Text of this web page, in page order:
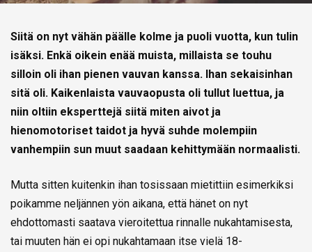
Siitä on nyt vähän päälle kolme ja puoli vuotta, kun tulin
isäksi. Enkä oikein enää muista, millaista se touhu
silloin oli ihan pienen vauvan kanssa. Ihan sekaisinhan
sitä oli. Kaikenlaista vauvaopusta oli tullut luettua, ja
niin oltiin eksperttejä siitä miten aivot ja
hienomotoriset taidot ja hyvä suhde molempiin
vanhempiin sun muut saadaan kehittymään normaalisti.
Mutta sitten kuitenkin ihan tosissaan mietittiin esimerkiksi
poikamme neljännen yön aikana, että hänet on nyt
ehdottomasti saatava vieroitettua rinnalle nukahtamisesta,
tai muuten hän ei opi nukahtamaan itse vielä 18-